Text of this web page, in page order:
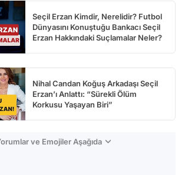
Seçil Erzan Kimdir, Nerelidir? Futbol
Dünyasını Konuştuğu Bankacı Seçil
Erzan Hakkındaki Suçlamalar Neler?
Nihal Candan Koğuş Arkadaşı Seçil
Erzan’ı Anlattı: “Sürekli Ölüm
Korkusu Yaşayan Biri”
ve Emojiler Aşağıda